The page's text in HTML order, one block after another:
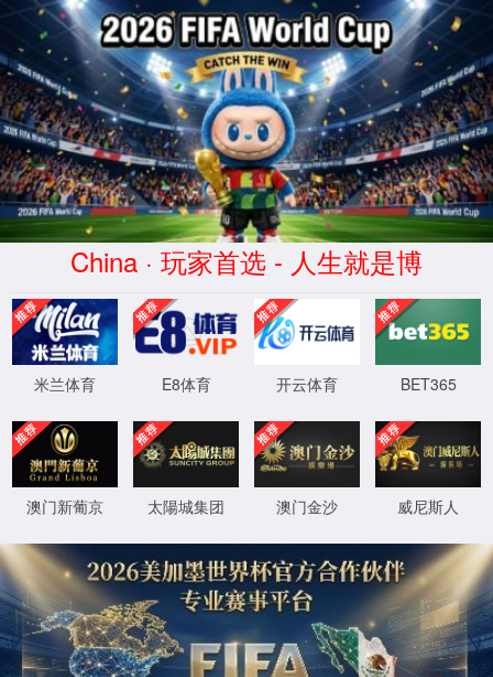
2026世界杯(WorldCup)官方网址|欢迎莅临
正在查询中
正在查询中，请刷新重试
XML 地图